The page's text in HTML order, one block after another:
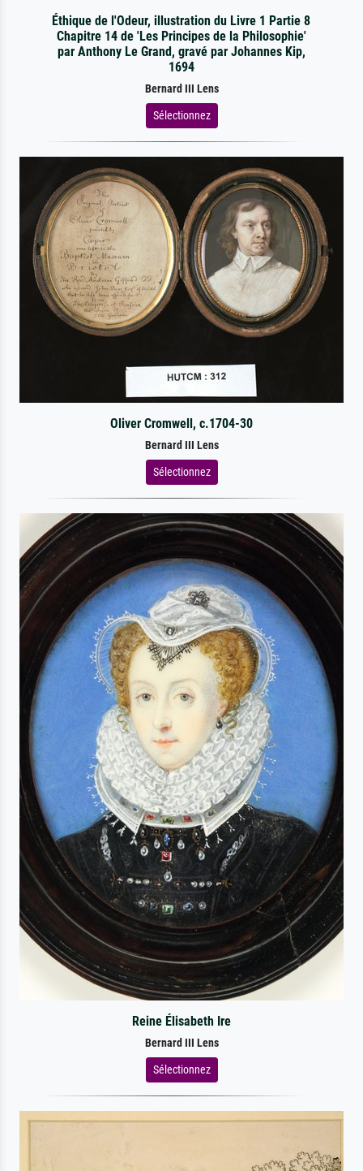
Éthique de l'Odeur, illustration du Livre 1 Partie 8
Chapitre 14 de 'Les Principes de la Philosophie'
par Anthony Le Grand, gravé par Johannes Kip,
1694
Bernard III Lens
Sélectionnez
Oliver Cromwell, c.1704-30
Bernard III Lens
Sélectionnez
Reine Élisabeth Ire
Bernard III Lens
Sélectionnez